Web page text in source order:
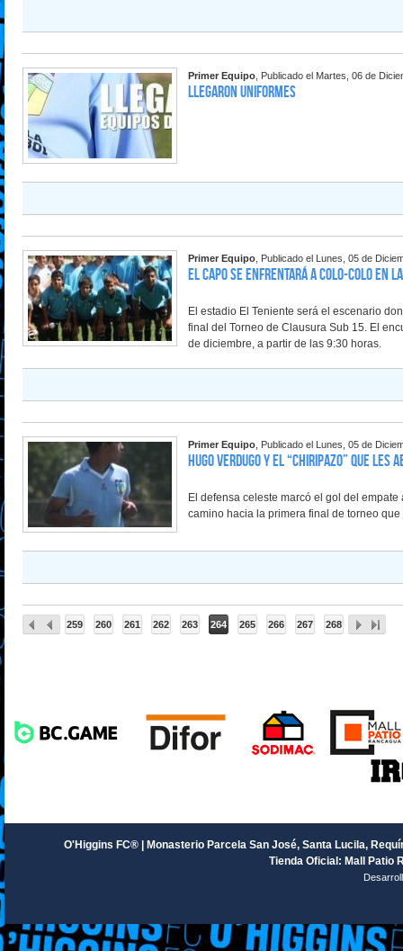
Primer Equipo , Publicado el Martes, 06 de
Llegaron uniformes
Primer Equipo , Publicado el Lunes, 05 de
El Capo se enfrentará a Colo-Colo en
El estadio El Teniente será el escenario
final del Torneo de Clausura Sub 15. El
de diciembre, a partir de las 9:30 horas.
Primer Equipo , Publicado el Lunes, 05 de
Hugo Verdugo y el “chiripazo” que les
El defensa celeste marcó el gol del
camino hacia la primera final de torneo
259 260 261 262 263 264 265 266 267 268
O'Higgins FC® | Monasterio Parcela San José, Santa Lucila,
Tienda Oficial: Mall Patio